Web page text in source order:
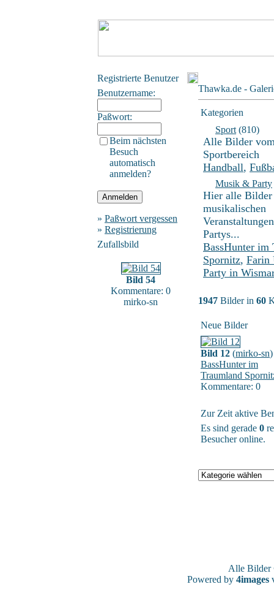
Registrierte Benutzer
Benutzername:
Paßwort:
Beim nächsten
Besuch
automatisch
anmelden?
» Paßwort vergessen
» Registrierung
Zufallsbild
Bild 54
Kommentare: 0
mirko-sn
Thawka.de -
Kategorien
Sport (810)
Alle Bilder
Sportbereich
Handball,
Musik & Party
Hier alle
musikalischen
Partys...
BassHunter im
Spornitz, Farin
Party in
1947 Bilder in 60
Neue Bilder
Bild 12 (mirko-sn)
BassHunter im
Traumland
Kommentare: 0
Zur Zeit aktive
Es sind gerade 0
Besucher online.
Alle
Powered by 4images